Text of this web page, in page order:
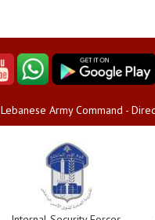
Lebanese Army Command -